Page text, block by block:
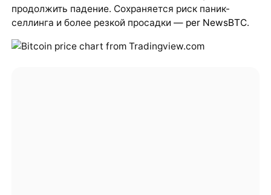
продолжить падение. Сохраняется риск паник-
селлинга и более резкой просадки — per NewsBTC.